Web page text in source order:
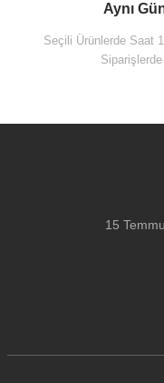
Aynı
Seçili Ürünlerde Saat
15